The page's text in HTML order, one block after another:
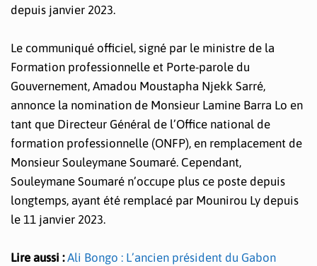
depuis janvier 2023.
Le communiqué officiel, signé par le ministre de la
Formation professionnelle et Porte-parole du
Gouvernement, Amadou Moustapha Njekk Sarré,
annonce la nomination de Monsieur Lamine Barra Lo en
tant que Directeur Général de l’Office national de
formation professionnelle (ONFP), en remplacement de
Monsieur Souleymane Soumaré. Cependant,
Souleymane Soumaré n’occupe plus ce poste depuis
longtemps, ayant été remplacé par Mounirou Ly depuis
le 11 janvier 2023.
Lire aussi :Ali Bongo : L’ancien président du Gabon